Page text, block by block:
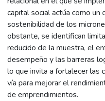
capital social actúa como un
sostenibilidad de los
obstante, se identifican
reducido de la muestra, el
desempeño y las barreras
lo que invita a fortalecer las
vía para mejorar el
de emprendimientos.